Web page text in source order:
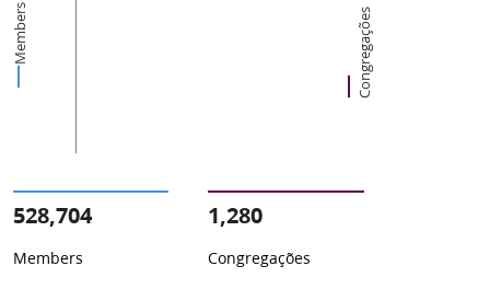
Members Congregações
528,704
Members
1,280
Congregações